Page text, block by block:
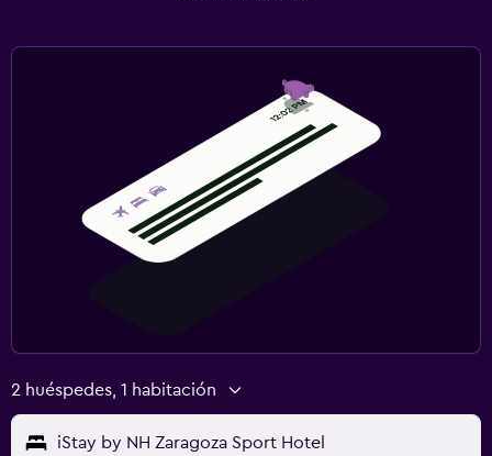
2 huéspedes, 1 habitación
iStay by NH Zaragoza Sport Hotel